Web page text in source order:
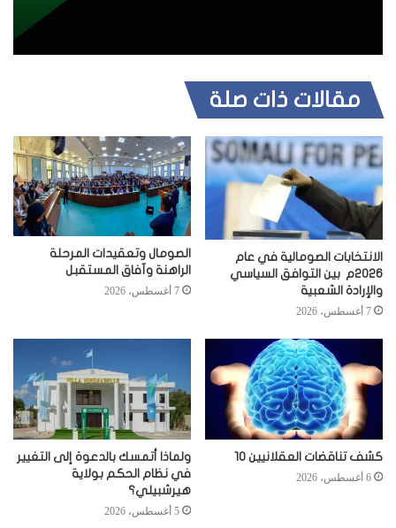
مقالات ذات صلة
الانتخابات الصومالية في عام
2026م بين التوافق السياسي
والإرادة الشعبية
7 أغسطس، 2026
الصومال وتعقيدات المرحلة
الراهنة وآفاق المستقبل
7 أغسطس، 2026
كشف تناقضات العقلانيين 10
6 أغسطس، 2026
ولماذا أتمسك بالدعوة إلى التغيير
في نظام الحكم بولاية
هيرشبيلي؟
5 أغسطس، 2026